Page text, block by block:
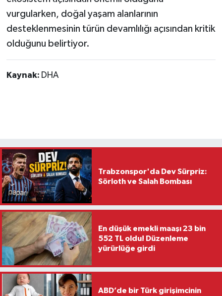
vurgularken, doğal yaşam alanlarının
desteklenmesinin türün devamlılığı açısından kritik
olduğunu belirtiyor.
Kaynak: DHA
Trabzonspor'da Dev Sürpriz:
Sörloth ve Salah Bombası
En düşük emekli maaşı 23 bin
552 TL oldu! Düzenleme
yürürlüğe girdi
ABD’de bir Türk girişimcinin